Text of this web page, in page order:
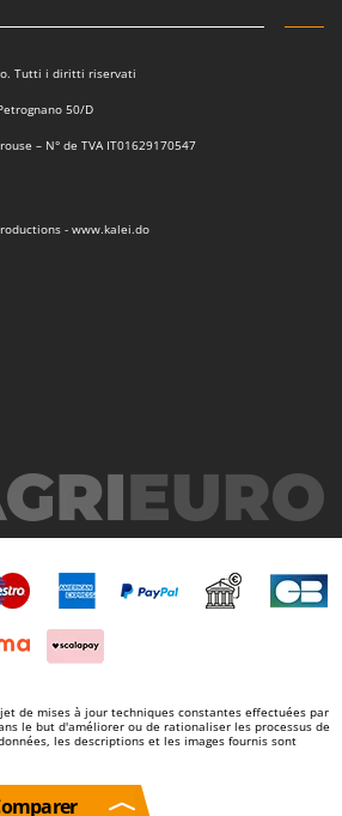
Tutti i diritti riservati
50/D
– N° de TVA IT01629170547
- www.kalei.do
de mises à jour techniques constantes effectuées par
le but d'améliorer ou de rationaliser les processus de
les descriptions et les images fournis sont